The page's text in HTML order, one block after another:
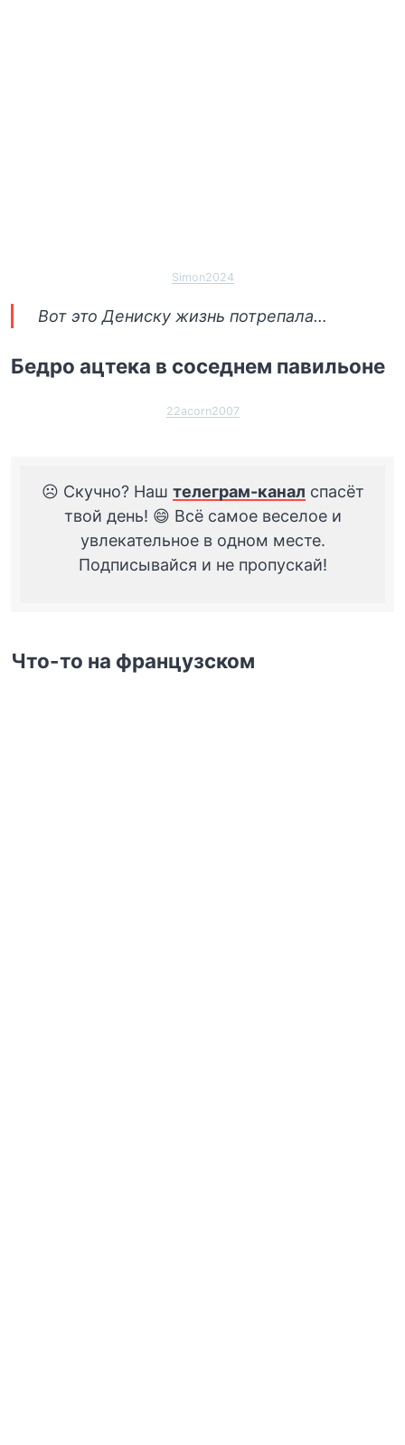
Simon2024
Вот это Дениску жизнь потрепала…
Бедро ацтека в соседнем павильоне
22acorn2007
☹️ Скучно? Наш телеграм-канал спасёт
твой день! 😄 Всё самое веселое и
увлекательное в одном месте.
Подписывайся и не пропускай!
Что-то на французском